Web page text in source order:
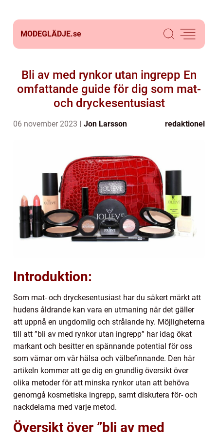
MODEGLÄDJE.se
Bli av med rynkor utan ingrepp En
omfattande guide för dig som mat-
och dryckesentusiast
06 november 2023 Jon Larsson redaktionel
Introduktion:
Som mat- och dryckesentusiast har du säkert märkt att
hudens åldrande kan vara en utmaning när det gäller
att uppnå en ungdomlig och strålande hy. Möjligheterna
till att ”bli av med rynkor utan ingrepp” har idag ökat
markant och besitter en spännande potential för oss
som värnar om vår hälsa och välbefinnande. Den här
artikeln kommer att ge dig en grundlig översikt över
olika metoder för att minska rynkor utan att behöva
genomgå kosmetiska ingrepp, samt diskutera för- och
nackdelarna med varje metod.
Översikt över ”bli av med